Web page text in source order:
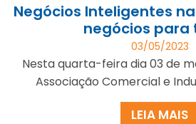
Negócios Inteligentes
negócios para
03/05/2023
Nesta quarta-feira dia 03 de
Associação Comercial e
LEIA MAIS